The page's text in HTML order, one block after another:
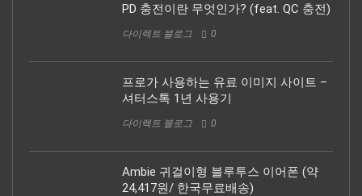
PD 충전이란 무엇인가? (feat. QC 충전)
다이렉트 블로그 0
프로가 사용하는 유료 이미지 사이트 –
셔터스톡 1년 사용기
다이렉트 블로그 0
Ambie 귀걸이형 블루투스 이어폰 (약
24,417원/ 한국무료배송)